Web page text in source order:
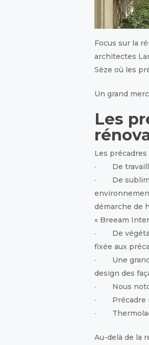
Focus sur la
architectes
Sèze où les
Un grand
Les
Les
· De
· De
démarche de
« Breeam
· De
fixée aux
· Une
design des
· Nous
· Précadre
·
Au-delà de la